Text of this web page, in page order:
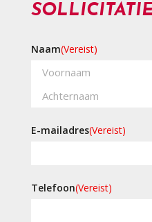
Naam(Vereist)
Voornaam
E-mailadres(Vereist)
Telefoon(Vereist)